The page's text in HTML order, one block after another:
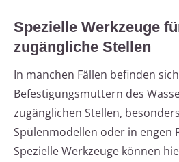
Spezielle Werkzeuge
zugängliche Stellen
In manchen Fällen befinden
Befestigungsmuttern des
zugänglichen Stellen,
Spülenmodellen oder in engen
Spezielle Werkzeuge können